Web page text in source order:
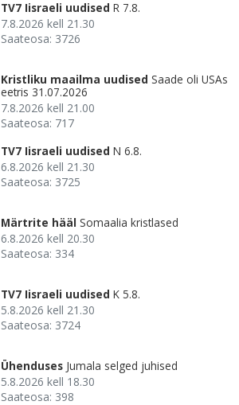
TV7 Iisraeli uudised R 7.8.
7.8.2026 kell 21.30
Saateosa: 3726
Kristliku maailma uudised Saade oli USAs
eetris 31.07.2026
7.8.2026 kell 21.00
Saateosa: 717
TV7 Iisraeli uudised N 6.8.
6.8.2026 kell 21.30
Saateosa: 3725
Märtrite hääl Somaalia kristlased
6.8.2026 kell 20.30
Saateosa: 334
TV7 Iisraeli uudised K 5.8.
5.8.2026 kell 21.30
Saateosa: 3724
Ühenduses Jumala selged juhised
5.8.2026 kell 18.30
Saateosa: 398